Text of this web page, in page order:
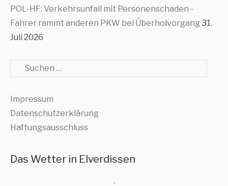
POL-HF: Verkehrsunfall mit Personenschaden -
Fahrer rammt anderen PKW bei Überholvorgang31.
Juli 2026
Suche
Impressum
Datenschutzerklärung
Haftungsausschluss
Das Wetter in Elverdissen